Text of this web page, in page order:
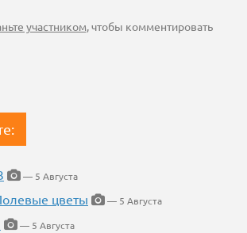
участником, чтобы комментировать
— 5 Августа
цветы
— 5 Августа
— 5 Августа